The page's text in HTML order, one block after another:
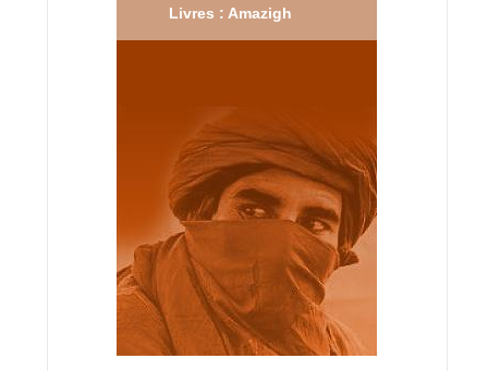
Livres : Amazigh